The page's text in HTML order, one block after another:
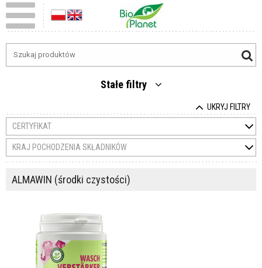
Stałe filtry
UKRYJ FILTRY
CERTYFIKAT
KRAJ POCHODZENIA SKŁADNIKÓW
ALMAWIN (środki czystości)